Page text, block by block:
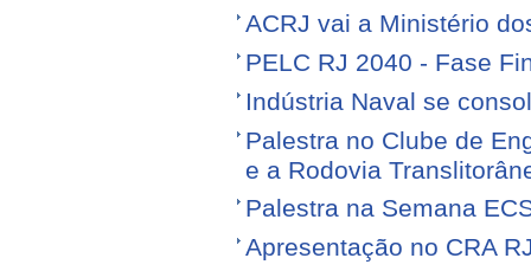
ACRJ vai a Ministério
PELC RJ 2040 - Fase
Indústria Naval se
Palestra no Clube de
e a Rodovia
Palestra na Semana
Apresentação no CRA